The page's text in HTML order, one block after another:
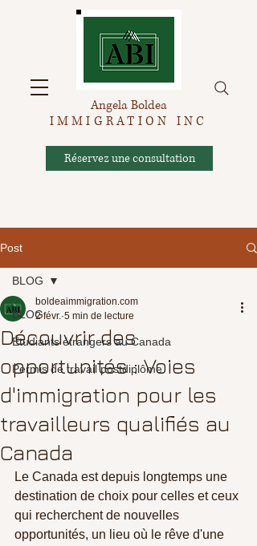
Réservez une consultation
Angela Boldea
IMMIGRATION INC
Post
BLOG
Étudiants étrangers au Canada
Permis de travail postdiplôme
BLOG
Découvrir des
opportunités : Voies
d'immigration pour les
travailleurs qualifiés au
Canada
boldeaimmigration.com
2 févr. 5 min de lecture
Le Canada est depuis longtemps une
destination de choix pour celles et ceux
qui recherchent de nouvelles
opportunités, un lieu où le rêve d'une